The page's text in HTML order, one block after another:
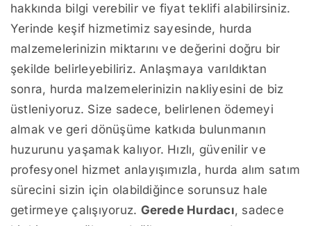
hakkında bilgi verebilir ve fiyat teklifi alabilirsiniz.
Yerinde keşif hizmetimiz sayesinde, hurda
malzemelerinizin miktarını ve değerini doğru bir
şekilde belirleyebiliriz. Anlaşmaya varıldıktan
sonra, hurda malzemelerinizin nakliyesini de biz
üstleniyoruz. Size sadece, belirlenen ödemeyi
almak ve geri dönüşüme katkıda bulunmanın
huzurunu yaşamak kalıyor. Hızlı, güvenilir ve
profesyonel hizmet anlayışımızla, hurda alım satım
sürecini sizin için olabildiğince sorunsuz hale
getirmeye çalışıyoruz. Gerede Hurdacı, sadece